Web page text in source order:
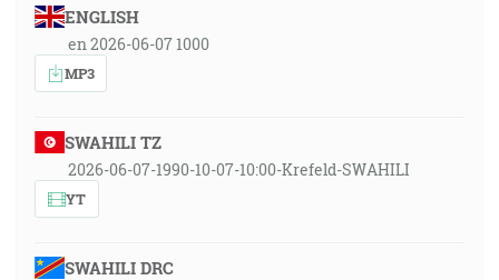
ENGLISH
en 2026-06-07 1000
MP3
SWAHILI TZ
2026-06-07-1990-10-07-10:00-Krefeld-SWAHILI
YT
SWAHILI DRC